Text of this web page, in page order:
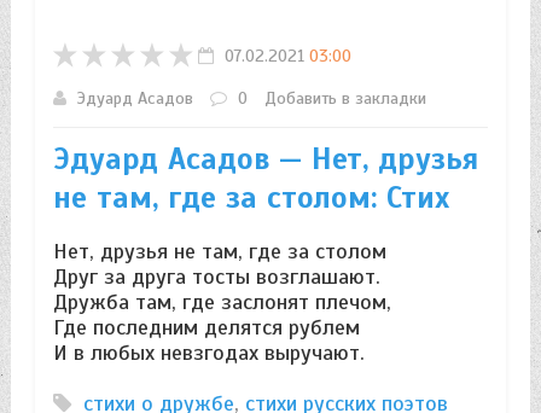
07.02.2021 03:00
Эдуард Асадов
0 Добавить в закладки
Эдуард Асадов — Нет, друзья
не там, где за столом: Стих
Нет, друзья не там, где за столом
Друг за друга тосты возглашают.
Дружба там, где заслонят плечом,
Где последним делятся рублем
И в любых невзгодах выручают.
стихи о дружбе, стихи русских поэтов